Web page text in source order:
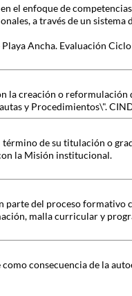
el enfoque de
a través de un
Ancha. Evaluación
la creación o
y Procedimientos\".
de su titulación o
la Misión institucional.
parte del proceso formativo
malla curricular y
consecuencia de la